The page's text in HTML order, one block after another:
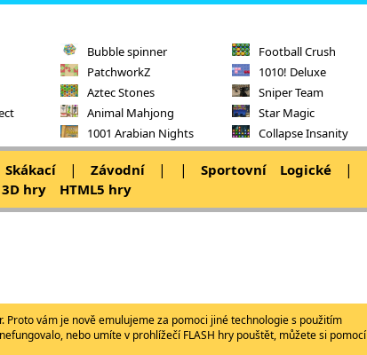
Bubble spinner
PatchworkZ
Aztec Stones
Animal Mahjong
1001 Arabian Nights
Football Crush
1010! Deluxe
Sniper Team
Star Magic
Collapse Insanity
Skákací | Závodní | | Sportovní Logické |
3D hry HTML5 hry
Proto vám je nově emulujeme za pomoci jiné technologie s použitím
nebo umíte v prohlížečí FLASH hry pouštět, můžete si pomocí